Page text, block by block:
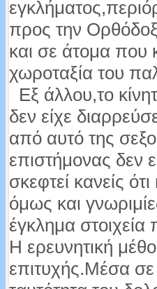
προς την
και σε άτομα που
χωροταξία του
Εξ άλλου,το
δεν είχε
από αυτό της
επιστήμονας δεν
σκεφτεί κανείς
όμως και
έγκλημα
Η ερευνητική
επιτυχής.Μέσα